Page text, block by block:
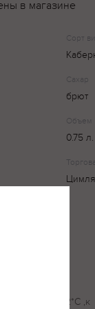
в магазине
Сорт
Сахар
брют
Объем
0.75 л.
до 10-12*С ,к